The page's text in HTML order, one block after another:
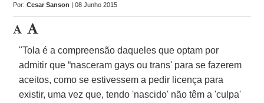
Por:Cesar Sanson | 08 Junho 2015
"Tola é a compreensão daqueles que optam por
admitir que “nasceram gays ou trans' para se fazerem
aceitos, como se estivessem a pedir licença para
existir, uma vez que, tendo 'nascido' não têm a 'culpa'